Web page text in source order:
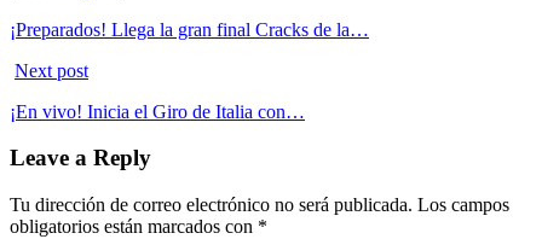
¡Preparados! Llega la gran final Cracks de la…
Next post
¡En vivo! Inicia el Giro de Italia con…
Leave a Reply
Tu dirección de correo electrónico no será publicada. Los campos
obligatorios están marcados con *